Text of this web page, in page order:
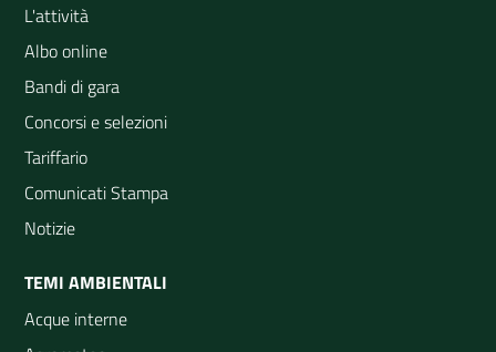
L'attività
Albo online
Bandi di gara
Concorsi e selezioni
Tariffario
Comunicati Stampa
Notizie
TEMI AMBIENTALI
Acque interne